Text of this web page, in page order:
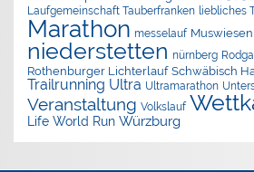
Laufgemeinschaft Tauberfranken liebliches
Marathon messelauf
niederstetten nürnberg
Rothenburger Lichterlauf Schwäbisch
Trailrunning Ultra Ultramarathon
Veranstaltung Volkslauf
Life World Run Würzburg